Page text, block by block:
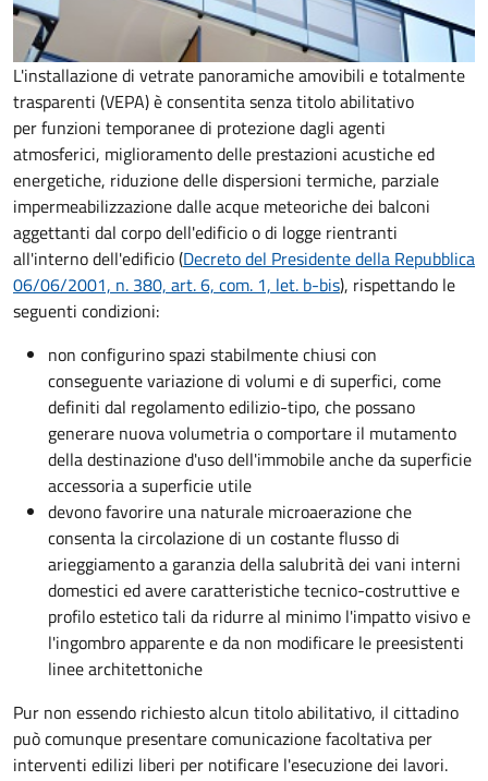
L'installazione di vetrate panoramiche amovibili e totalmente
trasparenti (VEPA) è consentita senza titolo abilitativo
perfunzioni temporanee di protezione dagli agenti
atmosferici, miglioramento delle prestazioni acustiche ed
energetiche, riduzione delle dispersioni termiche, parziale
impermeabilizzazione dalle acque meteoriche dei balconi
aggettanti dal corpo dell'edificio o di logge rientranti
all'interno dell'edificio (Decreto del Presidente della Repubblica
06/06/2001, n. 380, art. 6, com. 1, let. b-bis), rispettando le
seguenti condizioni:
non configurino spazi stabilmente chiusi con
conseguente variazione di volumi e di superfici, come
definiti dal regolamento edilizio-tipo, che possano
generare nuova volumetria o comportare il mutamento
della destinazione d'uso dell'immobile anche da superficie
accessoria a superficie utile
devono favorire una naturale microaerazione che
consenta la circolazione di un costante flusso di
arieggiamento a garanzia della salubrità dei vani interni
domestici ed avere caratteristiche tecnico-costruttive e
profilo estetico tali da ridurre al minimo l'impatto visivo e
l'ingombro apparente e da non modificare le preesistenti
linee architettoniche
Pur non essendo richiesto alcun titolo abilitativo, il cittadino
può comunque presentare comunicazione facoltativa per
interventi edilizi liberi per notificare l'esecuzione dei lavori.